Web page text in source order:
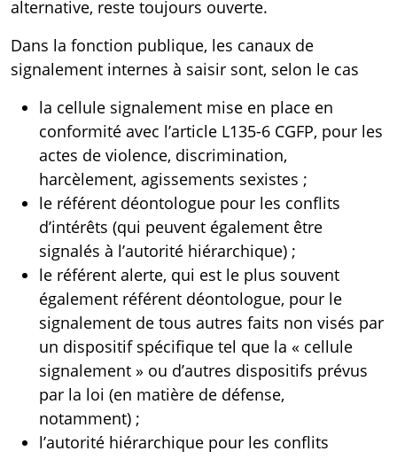
alternative, reste toujours ouverte.
Dans la fonction publique, les canaux de
signalement internes à saisir sont, selon le cas
la cellule signalement mise en place en
conformité avec l’article L135-6 CGFP, pour les
actes de violence, discrimination,
harcèlement, agissements sexistes ;
le référent déontologue pour les conflits
d’intérêts (qui peuvent également être
signalés à l’autorité hiérarchique) ;
le référent alerte, qui est le plus souvent
également référent déontologue, pour le
signalement de tous autres faits non visés par
un dispositif spécifique tel que la « cellule
signalement » ou d’autres dispositifs prévus
par la loi (en matière de défense,
notamment) ;
l’autorité hiérarchique pour les conflits